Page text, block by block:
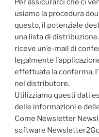
Per assicurarci che ci
usiamo la procedura
questo, il potenziale
una lista di distribuzione.
riceve un’e-mail di
legalmente
effettuata la conferma,
nel distributore.
Utilizziamo questi dati
delle informazioni e
Come Newsletter
software